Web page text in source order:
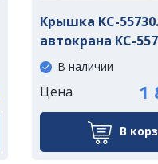
Крышка КС-
автокрана КС-
В наличии
Цена 1
В